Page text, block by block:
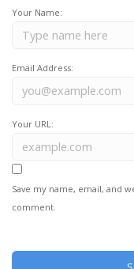
Your Name:
Email Address:
Your URL:
Save my name, email, and
comment.